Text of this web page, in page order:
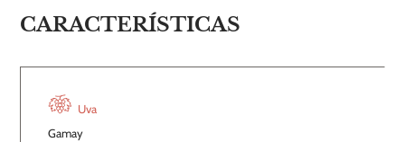
CARACTERÍSTICAS
Uva
Gamay